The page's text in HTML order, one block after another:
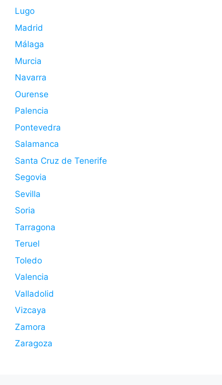
Lugo
Madrid
Málaga
Murcia
Navarra
Ourense
Palencia
Pontevedra
Salamanca
Santa Cruz de Tenerife
Segovia
Sevilla
Soria
Tarragona
Teruel
Toledo
Valencia
Valladolid
Vizcaya
Zamora
Zaragoza